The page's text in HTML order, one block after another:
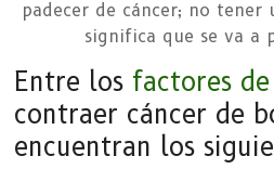
padecer de cáncer; no
significa que se va a
Entre los factores
contraer cáncer de
encuentran los